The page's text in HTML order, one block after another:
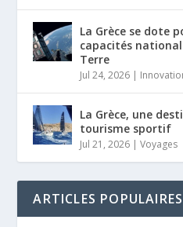
La Grèce se dote
capacités
Terre
Jul 24, 2026 |
La Grèce, une
tourisme sportif
Jul 21, 2026 |Voyages
ARTICLES POPULAIRES